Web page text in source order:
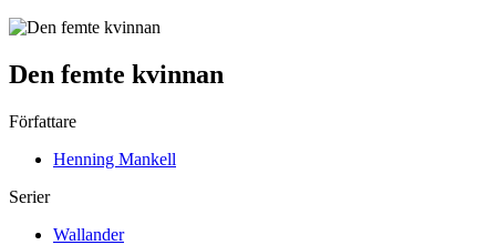
Den femte kvinnan
Författare
Henning Mankell
Serier
Wallander